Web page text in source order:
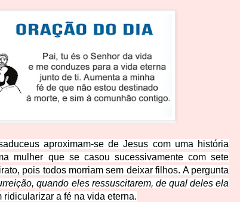
aproximam-se de Jesus com uma história
mulher que se casou sucessivamente com sete
pois todos morriam sem deixar filhos. A pergunta
quando eles ressuscitarem, de qual deles ela
ridicularizar a fé na vida eterna.